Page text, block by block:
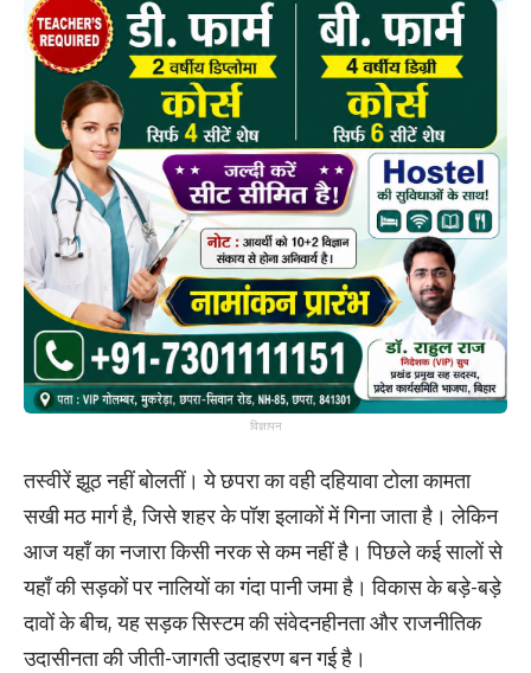
विज्ञापन
तस्वीरें झूठ नहीं बोलतीं। ये छपरा का वही दहियावा टोला कामता
सखी मठ मार्ग है, जिसे शहर के पॉश इलाकों में गिना जाता है। लेकिन
आज यहाँ का नजारा किसी नरक से कम नहीं है। पिछले कई सालों से
यहाँ की सड़कों पर नालियों का गंदा पानी जमा है। विकास के बड़े-बड़े
दावों के बीच, यह सड़क सिस्टम की संवेदनहीनता और राजनीतिक
उदासीनता की जीती-जागती उदाहरण बन गई है।